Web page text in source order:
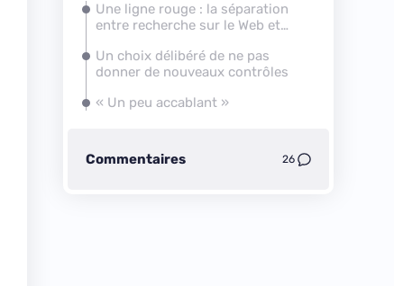
Une ligne rouge : la séparation
entre recherche sur le Web et
Un choix délibéré de ne pas
donner de nouveaux contrôles
« Un peu accablant »
Commentaires 26